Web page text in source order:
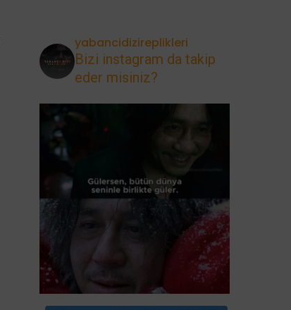
yabancidizireplikleri
Bizi instagram da takip
eder misiniz?